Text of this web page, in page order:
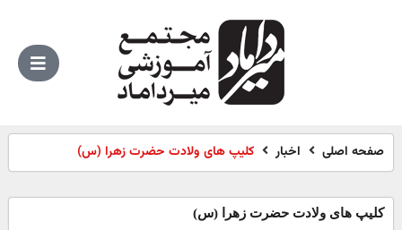
صفحه اصلی اخبار کلیپ های ولادت حضرت زهرا (س)
کلیپ های ولادت حضرت زهرا (س)